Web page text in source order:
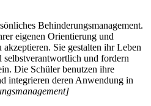
Behinderungsmanagement.
eigenen Orientierung und
Sie gestalten ihr Leben
und fordern
Die Schüler benutzen ihre
integrieren deren Anwendung in